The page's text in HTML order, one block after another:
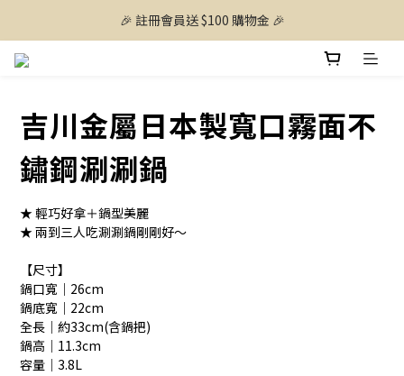
🎉 註冊會員送 $100 購物金 🎉
吉川金屬日本製寬口霧面不
鏽鋼涮涮鍋
★ 輕巧好拿＋鍋型美麗
★ 兩到三人吃涮涮鍋剛剛好～
【尺寸】
鍋口寬｜26cm
鍋底寬｜22cm
全長｜約33cm(含鍋把)
鍋高｜11.3cm
容量｜3.8L